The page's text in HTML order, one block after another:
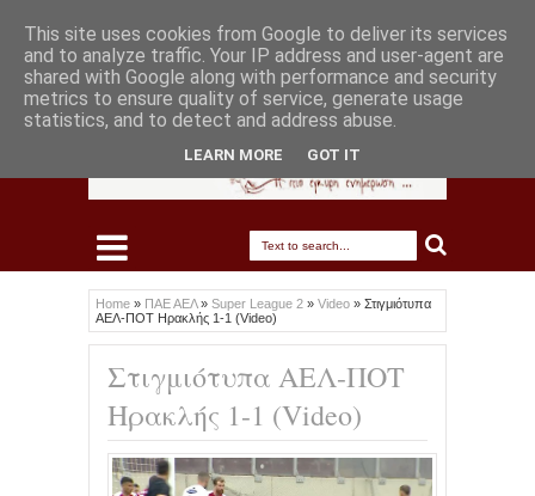
Home » ΠΑΕ ΑΕΛ» Super League 2 » Video » Στιγμιότυπα
ΑΕΛ-ΠΟΤ Ηρακλής 1-1 (Video)
Στιγμιότυπα ΑΕΛ-ΠΟΤ
Ηρακλής 1-1 (Video)
This site uses cookies from Google to deliver its services
and to analyze traffic. Your IP address and user-agent are
shared with Google along with performance and security
metrics to ensure quality of service, generate usage
statistics, and to detect and address abuse.
LEARN MORE GOT IT